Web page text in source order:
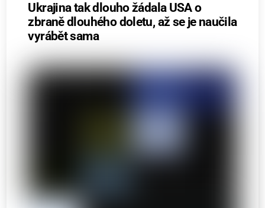
Ukrajina tak dlouho žádala USA o
zbraně dlouhého doletu, až se je naučila
vyrábět sama